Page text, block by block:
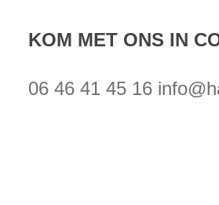
KOM MET ONS IN
06 46 41 45 16